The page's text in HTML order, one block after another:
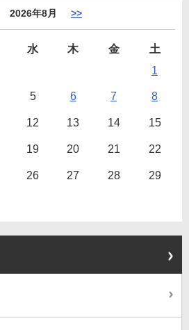
2026年8月 >>
水 木 金
土
1
5 6 7 8
12 13 14 15
19 20 21 22
26 27 28 29